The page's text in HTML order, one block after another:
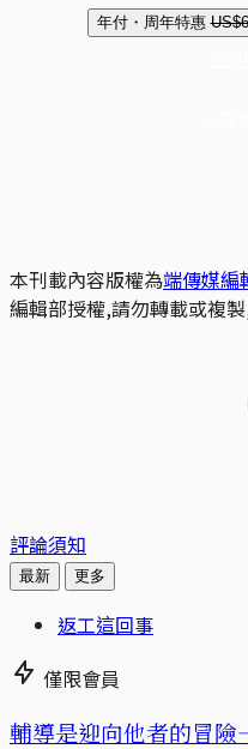
年付・周年特惠
本刊載內容版權為端傳媒編
編輯部授權,請勿轉載或複
評論須知
最新 更多
返工這回事
僅限會員
輔導是迎向他者的冒